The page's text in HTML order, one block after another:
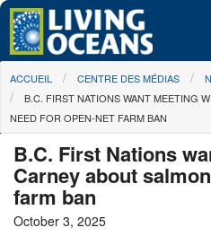
Skip to main content
À propos de nous
Nos campagnes
Centre des Médias
Les Cartes
You are here
ACCUEIL CENTRE DES MÉDIAS
B.C. FIRST NATIONS WANT MEETING
NEED FOR OPEN-NET FARM BAN
B.C. First Nations
Carney about
farm ban
October 3, 2025